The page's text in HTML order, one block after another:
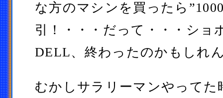
な方のマシンを買ったら
引！・・・だって・・・ショ
DELL、終わったのかもしれ
むかしサラリーマンやってた